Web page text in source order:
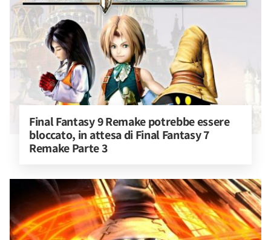
Final Fantasy 9 Remake potrebbe essere
bloccato, in attesa di Final Fantasy 7
Remake Parte 3